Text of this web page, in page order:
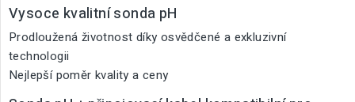
Vysoce kvalitní sonda pH
Prodloužená životnost díky osvědčené a exkluzivní
technologii
Nejlepší poměr kvality a ceny